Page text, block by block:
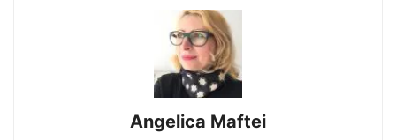
Angelica Maftei